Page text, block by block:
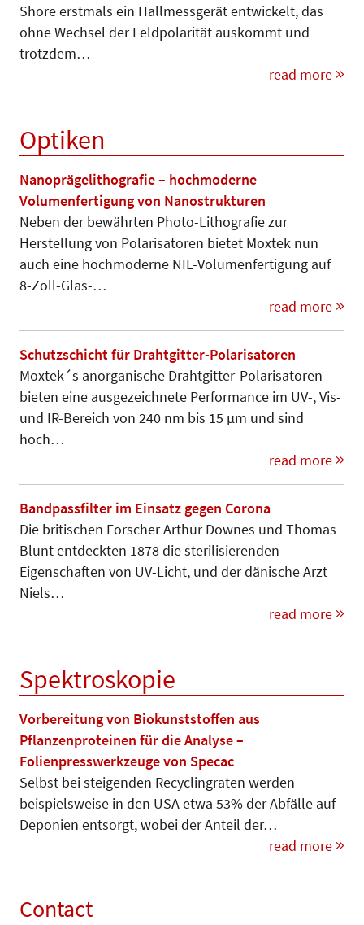
Shore erstmals ein Hallmessgerät entwickelt, das
ohne Wechsel der Feldpolarität auskommt und
trotzdem…
read more
Optiken
Nanoprägelithografie – hochmoderne
Volumenfertigung von Nanostrukturen
Neben der bewährten Photo-Lithografie zur
Herstellung von Polarisatoren bietet Moxtek nun
auch eine hochmoderne NIL-Volumenfertigung auf
8-Zoll-Glas-…
read more
Schutzschicht für Drahtgitter-Polarisatoren
Moxtek´s anorganische Drahtgitter-Polarisatoren
bieten eine ausgezeichnete Performance im UV-, Vis-
und IR-Bereich von 240 nm bis 15 µm und sind
hoch…
read more
Bandpassfilter im Einsatz gegen Corona
Die britischen Forscher Arthur Downes und Thomas
Blunt entdeckten 1878 die sterilisierenden
Eigenschaften von UV-Licht, und der dänische Arzt
Niels…
read more
Spektroskopie
Vorbereitung von Biokunststoffen aus
Pflanzenproteinen für die Analyse –
Folienpresswerkzeuge von Specac
Selbst bei steigenden Recyclingraten werden
beispielsweise in den USA etwa 53% der Abfälle auf
Deponien entsorgt, wobei der Anteil der…
read more
Contact